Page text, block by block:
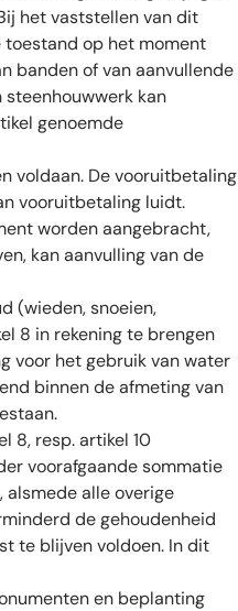
het vaststellen van dit
toestand op het moment
banden of van aanvullende
kan
genoemde
voldaan. De vooruitbetaling
vooruitbetaling luidt.
worden aangebracht,
kan aanvulling van de
(wieden, snoeien,
8 in rekening te brengen
voor het gebruik van water
binnen de afmeting van
8, resp. artikel 10
voorafgaande sommatie
alle overige
de gehoudenheid
te blijven voldoen. In dit
en beplanting